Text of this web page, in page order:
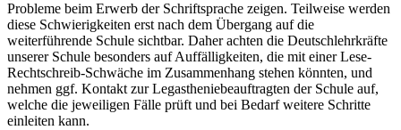
Probleme beim Erwerb der Schriftsprache zeigen. Teilweise werden
diese Schwierigkeiten erst nach dem Übergang auf die
weiterführende Schule sichtbar. Daher achten die Deutschlehrkräfte
unserer Schule besonders auf Auffälligkeiten, die mit einer Lese-
Rechtschreib-Schwäche im Zusammenhang stehen könnten, und
nehmen ggf. Kontakt zur Legastheniebeauftragten der Schule auf,
welche die jeweiligen Fälle prüft und bei Bedarf weitere Schritte
einleiten kann.